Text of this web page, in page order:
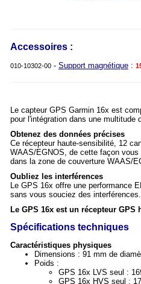
Accessoires :
010-10302-00 - Support magnétique :
Le capteur GPS Garmin 16x est
pour l'intégration dans une multitude
Obtenez des données précises
Ce récepteur haute-sensibilité, 12
WAAS/EGNOS, de cette façon
dans la zone de couverture WAAS/
Oubliez les interférences
Le GPS 16x offre une performance
sans vous souciez des interférences.
Le GPS 16x est un récepteur
Spécifications techniques
Caractéristiques physiques
Dimensions : 91 mm de
Poids :
GPS 16x LVS seul :
GPS 16x HVS seul :